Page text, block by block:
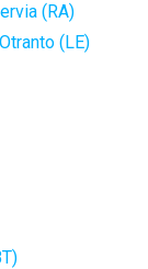
(RA)
(LE)